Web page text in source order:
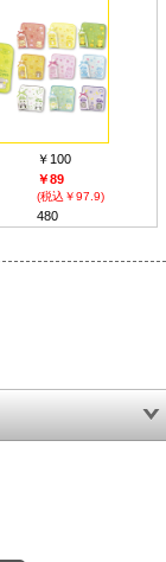
￥100
￥89
(税込￥97.9)
480